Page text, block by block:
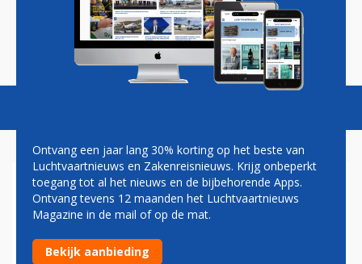
Magazine Podcasts Vacatures
BAMBOO AIRWAYS WIL
KOMENDE ZOMER VAN
VIETNAM NAAR LONDEN
Ontvang een jaar lang 30% korting op het beste van
Luchtvaartnieuws en Zakenreisnieuws. Krijg onbeperkt
toegang tot al het nieuws en de bijbehorende Apps.
Ontvang tevens 12 maanden het Luchtvaartnieuws
Magazine in de mail of op de mat.
Bekijk aanbieding